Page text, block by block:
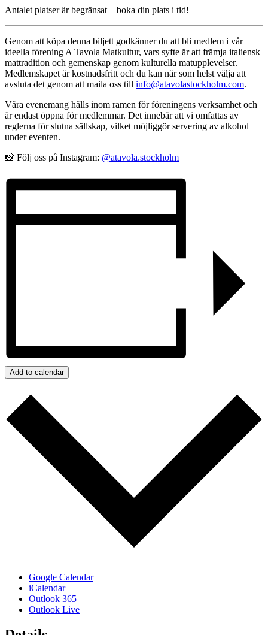
Antalet platser är begränsat – boka din plats i tid!
Genom att köpa denna biljett godkänner du att bli medlem i vår
ideella förening A Tavola Matkultur, vars syfte är att främja italiensk
mattradition och gemenskap genom kulturella matupplevelser.
Medlemskapet är kostnadsfritt och du kan när som helst välja att
avsluta det genom att maila oss till info@atavolastockholm.com.
Våra evenemang hålls inom ramen för föreningens verksamhet och
är endast öppna för medlemmar. Det innebär att vi omfattas av
reglerna för slutna sällskap, vilket möjliggör servering av alkohol
under eventen.
📸 Följ oss på Instagram: @atavola.stockholm
Add to calendar
Google Calendar
iCalendar
Outlook 365
Outlook Live